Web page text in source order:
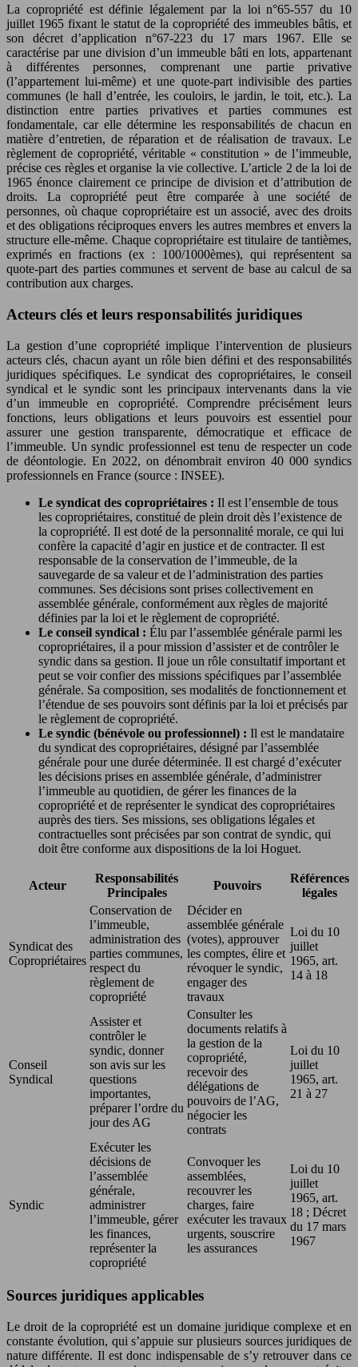
La copropriété est définie légalement par la loi n°65-557 du 10
juillet 1965 fixant le statut de la copropriété des immeubles bâtis, et
son décret d’application n°67-223 du 17 mars 1967. Elle se
caractérise par une division d’un immeuble bâti en lots, appartenant
à différentes personnes, comprenant une partie privative
(l’appartement lui-même) et une quote-part indivisible des parties
communes (le hall d’entrée, les couloirs, le jardin, le toit, etc.). La
distinction entre parties privatives et parties communes est
fondamentale, car elle détermine les responsabilités de chacun en
matière d’entretien, de réparation et de réalisation de travaux. Le
règlement de copropriété, véritable « constitution » de l’immeuble,
précise ces règles et organise la vie collective. L’article 2 de la loi de
1965 énonce clairement ce principe de division et d’attribution de
droits. La copropriété peut être comparée à une société de
personnes, où chaque copropriétaire est un associé, avec des droits
et des obligations réciproques envers les autres membres et envers la
structure elle-même. Chaque copropriétaire est titulaire de tantièmes,
exprimés en fractions (ex : 100/1000èmes), qui représentent sa
quote-part des parties communes et servent de base au calcul de sa
contribution aux charges.
Acteurs clés et leurs responsabilités juridiques
La gestion d’une copropriété implique l’intervention de plusieurs
acteurs clés, chacun ayant un rôle bien défini et des responsabilités
juridiques spécifiques. Le syndicat des copropriétaires, le conseil
syndical et le syndic sont les principaux intervenants dans la vie
d’un immeuble en copropriété. Comprendre précisément leurs
fonctions, leurs obligations et leurs pouvoirs est essentiel pour
assurer une gestion transparente, démocratique et efficace de
l’immeuble. Un syndic professionnel est tenu de respecter un code
de déontologie. En 2022, on dénombrait environ 40 000 syndics
professionnels en France (source : INSEE).
Le syndicat des copropriétaires : Il est l’ensemble de tous
les copropriétaires, constitué de plein droit dès l’existence de
la copropriété. Il est doté de la personnalité morale, ce qui lui
confère la capacité d’agir en justice et de contracter. Il est
responsable de la conservation de l’immeuble, de la
sauvegarde de sa valeur et de l’administration des parties
communes. Ses décisions sont prises collectivement en
assemblée générale, conformément aux règles de majorité
définies par la loi et le règlement de copropriété.
Le conseil syndical : Élu par l’assemblée générale parmi les
copropriétaires, il a pour mission d’assister et de contrôler le
syndic dans sa gestion. Il joue un rôle consultatif important et
peut se voir confier des missions spécifiques par l’assemblée
générale. Sa composition, ses modalités de fonctionnement et
l’étendue de ses pouvoirs sont définis par la loi et précisés par
le règlement de copropriété.
Le syndic (bénévole ou professionnel) : Il est le mandataire
du syndicat des copropriétaires, désigné par l’assemblée
générale pour une durée déterminée. Il est chargé d’exécuter
les décisions prises en assemblée générale, d’administrer
l’immeuble au quotidien, de gérer les finances de la
copropriété et de représenter le syndicat des copropriétaires
auprès des tiers. Ses missions, ses obligations légales et
contractuelles sont précisées par son contrat de syndic, qui
doit être conforme aux dispositions de la loi Hoguet.
Acteur
Responsabilités
Principales
Pouvoirs
Références
légales
Syndicat des
Copropriétaires
Conservation de
l’immeuble,
administration des
parties communes,
respect du
règlement de
copropriété
Décider en
assemblée générale
(votes), approuver
les comptes, élire et
révoquer le syndic,
engager des
travaux
Loi du 10
juillet
1965, art.
14 à 18
Conseil
Syndical
Assister et
contrôler le
syndic, donner
son avis sur les
questions
importantes,
préparer l’ordre du
jour des AG
Consulter les
documents relatifs à
la gestion de la
copropriété,
recevoir des
délégations de
pouvoirs de l’AG,
négocier les
contrats
Loi du 10
juillet
1965, art.
21 à 27
Syndic
Exécuter les
décisions de
l’assemblée
générale,
administrer
l’immeuble, gérer
les finances,
représenter la
copropriété
Convoquer les
assemblées,
recouvrer les
charges, faire
exécuter les travaux
urgents, souscrire
les assurances
Loi du 10
juillet
1965, art.
18 ; Décret
du 17 mars
1967
Sources juridiques applicables
Le droit de la copropriété est un domaine juridique complexe et en
constante évolution, qui s’appuie sur plusieurs sources juridiques de
nature différente. Il est donc indispensable de s’y retrouver dans ce